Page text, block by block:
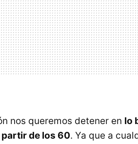
nos queremos detener en lo
de los 60. Ya que a